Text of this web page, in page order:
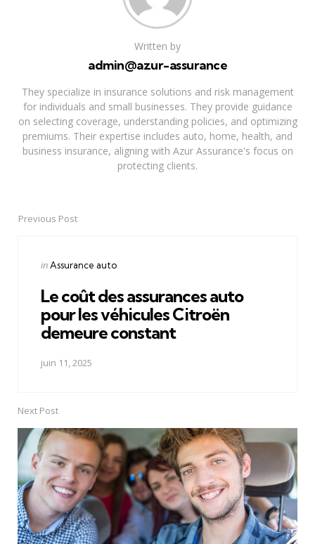
Written by
admin@azur-assurance
They specialize in insurance solutions and risk management
for individuals and small businesses. They provide guidance
on selecting coverage, understanding policies, and optimizing
premiums. Their expertise includes auto, home, health, and
business insurance, aligning with Azur Assurance's focus on
protecting clients.
PostPrevious Post
Posted
inAssurance auto
Le coût des assurances auto
pour les véhicules Citroën
demeure constant
juin 11, 2025
Next Post